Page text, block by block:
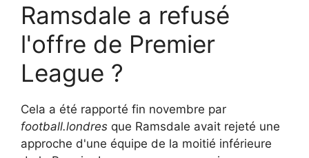
Ramsdale a refusé
l'offre de Premier
League ?
Cela a été rapporté fin novembre par
football.londres que Ramsdale avait rejeté une
approche d'une équipe de la moitié inférieure